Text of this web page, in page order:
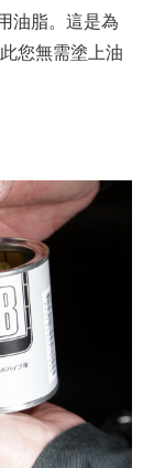
油脂。這是為
您無需塗上油